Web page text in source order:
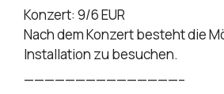
Konzert: 9/6 EUR
Nach dem Konzert besteht die
Installation zu besuchen.
———————————————–